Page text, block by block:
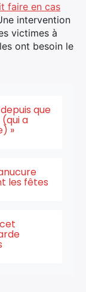
faire en cas
intervention
victimes à
ont besoin le
que
a
»
les fêtes